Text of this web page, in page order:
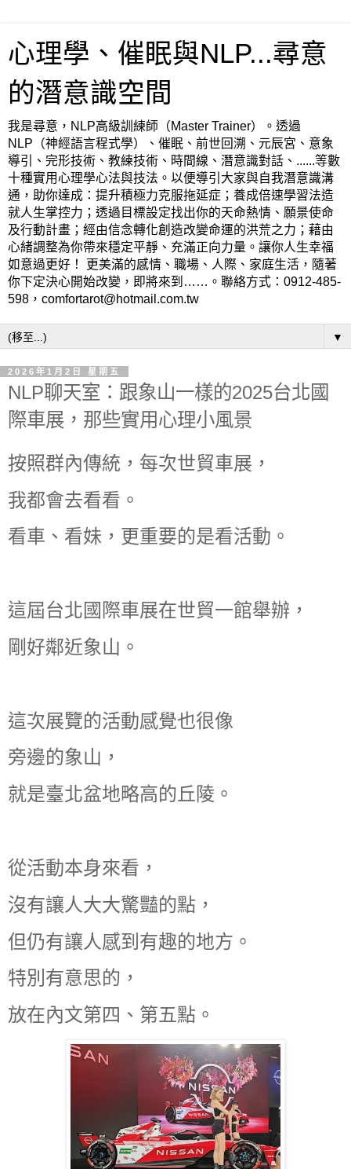
心理學、催眠與NLP...尋意
的潛意識空間
我是尋意，NLP高級訓練師（Master Trainer）。透過
NLP（神經語言程式學）、催眠、前世回溯、元辰宮、意象
導引、完形技術、教練技術、時間線、潛意識對話、......等數
十種實用心理學心法與技法。以便導引大家與自我潛意識溝
通，助你達成：提升積極力克服拖延症；養成倍速學習法造
就人生掌控力；透過目標設定找出你的天命熱情、願景使命
及行動計畫；經由信念轉化創造改變命運的洪荒之力；藉由
心緒調整為你帶來穩定平靜、充滿正向力量。讓你人生幸福
如意過更好！ 更美滿的感情、職場、人際、家庭生活，隨著
你下定決心開始改變，即將來到……。聯絡方式：0912-485-
598，comfortarot@hotmail.com.tw
▼
2026年1月2日 星期五
NLP聊天室：跟象山一樣的2025台北國
際車展，那些實用心理小風景
按照群內傳統，每次世貿車展，
我都會去看看。
看車、看妹，更重要的是看活動。
這屆台北國際車展在世貿一館舉辦，
剛好鄰近象山。
這次展覽的活動感覺也很像
旁邊的象山，
就是臺北盆地略高的丘陵。
從活動本身來看，
沒有讓人大大驚豔的點，
但仍有讓人感到有趣的地方。
特別有意思的，
放在內文第四、第五點。